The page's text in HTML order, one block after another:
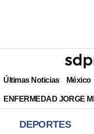
Últimas Noticias México
ENFERMEDAD JORGE
DEPORTES